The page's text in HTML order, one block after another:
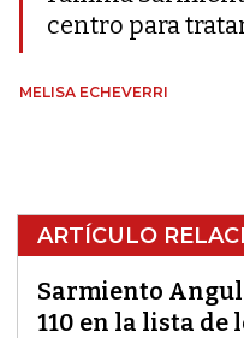
centro para
MELISA ECHEVERRI
ARTÍCULO
Sarmiento
110 en la lista de